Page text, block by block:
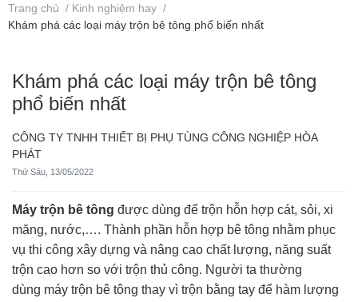
Trang chủ / Kinh nghiệm hay /
Khám phá các loại máy trộn bê tông phổ biến nhất
Khám phá các loại máy trộn bê tông
phổ biến nhất
CÔNG TY TNHH THIẾT BỊ PHỤ TÙNG CÔNG NGHIỆP HÒA
PHÁT
Thứ Sáu, 13/05/2022
Máy trộn bê tông được dùng để trộn hỗn hợp cát, sỏi, xi
măng, nước,…. Thành phần hỗn hợp bê tông nhằm phục
vụ thi công xây dựng và nâng cao chất lượng, năng suất
trộn cao hơn so với trộn thủ công. Người ta thường
dùng máy trộn bê tông thay vì trộn bằng tay để hàm lượng